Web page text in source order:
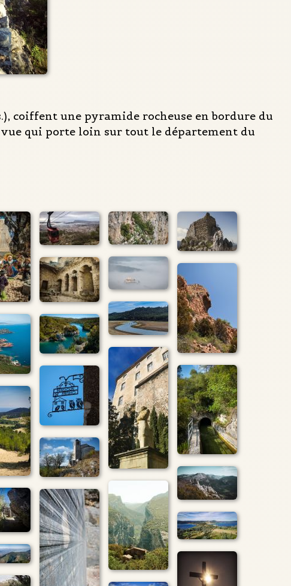
coiffent une pyramide rocheuse en bordure du
qui porte loin sur tout le département du